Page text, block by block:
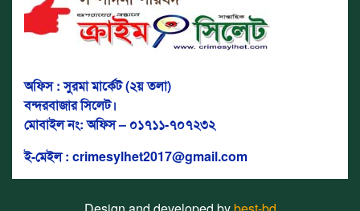
অফিস : সুরমা মার্কেট (২য় তলা)
বন্দরবাজার সিলেট।
মোবাইল নং: অফিস – ০১৭১১-৭০৭২৩২
ই-মেইল : crimesylhet2017@gmail.com